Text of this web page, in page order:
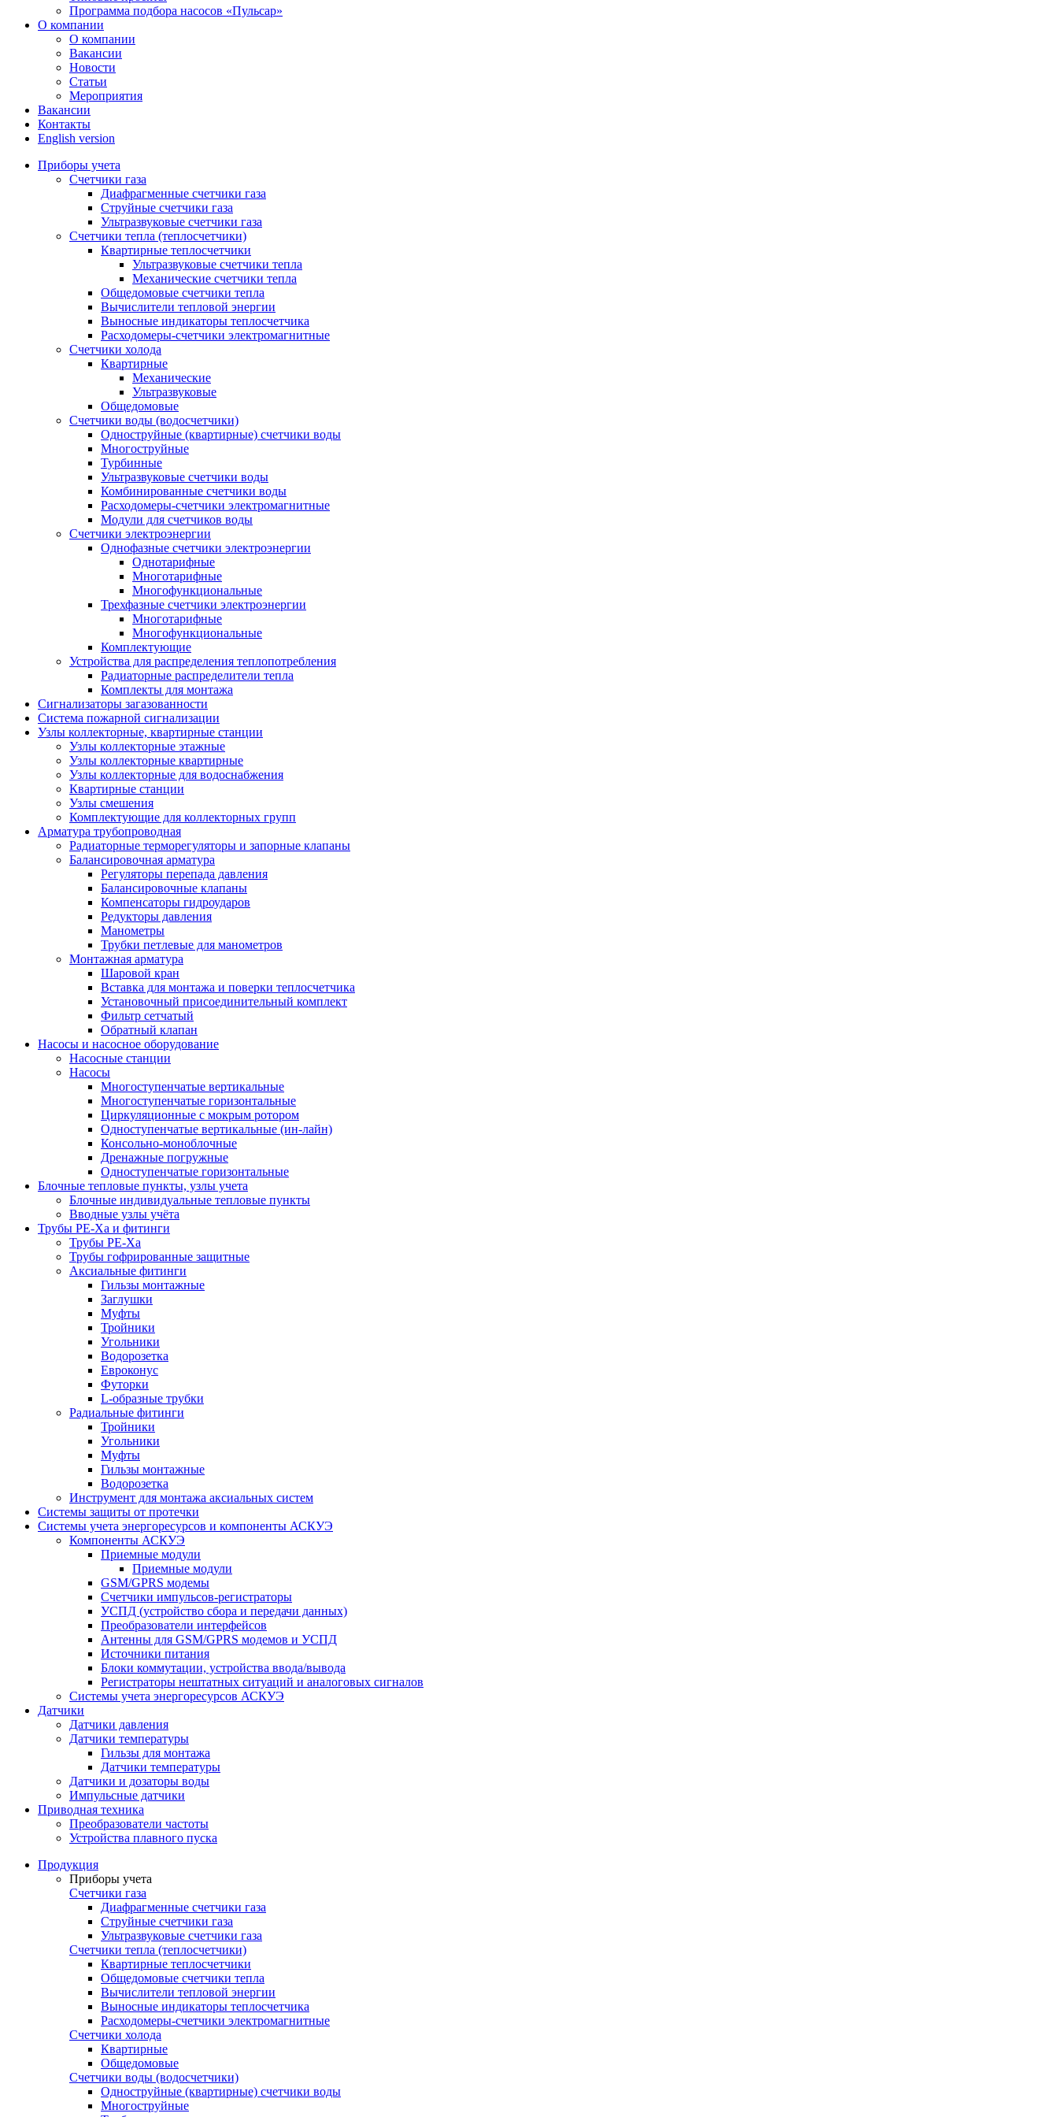
Программа подбора насосов «Пульсар»
О компании
О компании
Вакансии
Новости
Статьи
Мероприятия
Вакансии
Контакты
English version
Приборы учета
Счетчики газа
Диафрагменные счетчики газа
Струйные счетчики газа
Ультразвуковые счетчики газа
Счетчики тепла (теплосчетчики)
Квартирные теплосчетчики
Ультразвуковые счетчики тепла
Механические счетчики тепла
Общедомовые счетчики тепла
Вычислители тепловой энергии
Выносные индикаторы теплосчетчика
Расходомеры-счетчики электромагнитные
Счетчики холода
Квартирные
Механические
Ультразвуковые
Общедомовые
Счетчики воды (водосчетчики)
Одноструйные (квартирные) счетчики воды
Многоструйные
Турбинные
Ультразвуковые счетчики воды
Комбинированные счетчики воды
Расходомеры-счетчики электромагнитные
Модули для счетчиков воды
Счетчики электроэнергии
Однофазные счетчики электроэнергии
Однотарифные
Многотарифные
Многофункциональные
Трехфазные счетчики электроэнергии
Многотарифные
Многофункциональные
Комплектующие
Устройства для распределения теплопотребления
Радиаторные распределители тепла
Комплекты для монтажа
Сигнализаторы загазованности
Система пожарной сигнализации
Узлы коллекторные, квартирные станции
Узлы коллекторные этажные
Узлы коллекторные квартирные
Узлы коллекторные для водоснабжения
Квартирные станции
Узлы смешения
Комплектующие для коллекторных групп
Арматура трубопроводная
Радиаторные терморегуляторы и запорные клапаны
Балансировочная арматура
Регуляторы перепада давления
Балансировочные клапаны
Компенсаторы гидроударов
Редукторы давления
Манометры
Трубки петлевые для манометров
Монтажная арматура
Шаровой кран
Вставка для монтажа и поверки теплосчетчика
Установочный присоединительный комплект
Фильтр сетчатый
Обратный клапан
Насосы и насосное оборудование
Насосные станции
Насосы
Многоступенчатые вертикальные
Многоступенчатые горизонтальные
Циркуляционные с мокрым ротором
Одноступенчатые вертикальные (ин-лайн)
Консольно-моноблочные
Дренажные погружные
Одноступенчатые горизонтальные
Блочные тепловые пункты, узлы учета
Блочные индивидуальные тепловые пункты
Вводные узлы учёта
Трубы РЕ-Ха и фитинги
Трубы РЕ-Ха
Трубы гофрированные защитные
Аксиальные фитинги
Гильзы монтажные
Заглушки
Муфты
Тройники
Угольники
Водорозетка
Евроконус
Футорки
L-образные трубки
Радиальные фитинги
Тройники
Угольники
Муфты
Гильзы монтажные
Водорозетка
Инструмент для монтажа аксиальных систем
Системы защиты от протечки
Системы учета энергоресурсов и компоненты АСКУЭ
Компоненты АСКУЭ
Приемные модули
Приемные модули
GSM/GPRS модемы
Счетчики импульсов-регистраторы
УСПД (устройство сбора и передачи данных)
Преобразователи интерфейсов
Антенны для GSM/GPRS модемов и УСПД
Источники питания
Блоки коммутации, устройства ввода/вывода
Регистраторы нештатных ситуаций и аналоговых сигналов
Системы учета энергоресурсов АСКУЭ
Датчики
Датчики давления
Датчики температуры
Гильзы для монтажа
Датчики температуры
Датчики и дозаторы воды
Импульсные датчики
Приводная техника
Преобразователи частоты
Устройства плавного пуска
Продукция
Приборы учета
Счетчики газа
Диафрагменные счетчики газа
Струйные счетчики газа
Ультразвуковые счетчики газа
Счетчики тепла (теплосчетчики)
Квартирные теплосчетчики
Общедомовые счетчики тепла
Вычислители тепловой энергии
Выносные индикаторы теплосчетчика
Расходомеры-счетчики электромагнитные
Счетчики холода
Квартирные
Общедомовые
Счетчики воды (водосчетчики)
Одноструйные (квартирные) счетчики воды
Многоструйные